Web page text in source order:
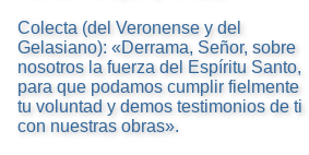
Colecta (del Veronense y del
Gelasiano): «Derrama, Señor, sobre
nosotros la fuerza del Espíritu Santo,
para que podamos cumplir fielmente
tu voluntad y demos testimonios de ti
con nuestras obras».